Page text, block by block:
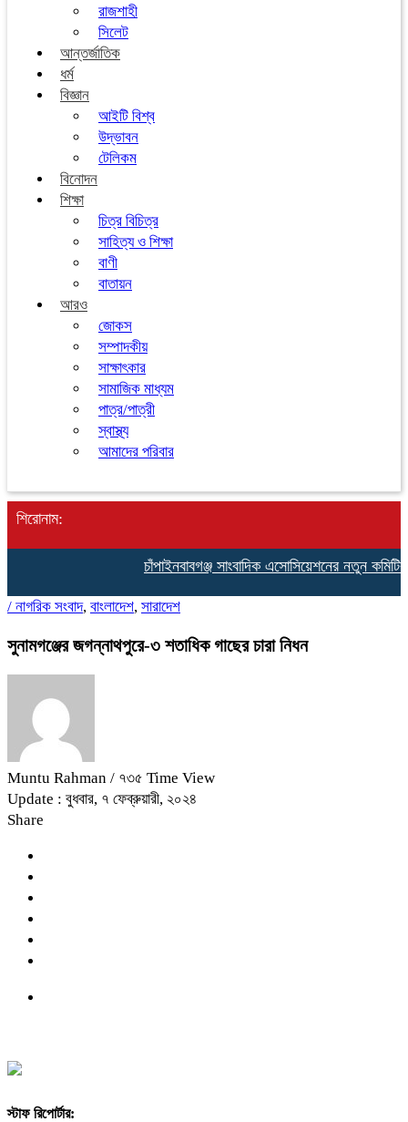
রাজশাহী
সিলেট
আন্তর্জাতিক
ধর্ম
বিজ্ঞান
আইটি বিশ্ব
উদ্ভাবন
টেলিকম
বিনোদন
শিক্ষা
চিত্র বিচিত্র
সাহিত্য ও শিক্ষা
বাণী
বাতায়ন
আরও
জোকস
সম্পাদকীয়
সাক্ষাৎকার
সামাজিক মাধ্যম
পাত্র/পাত্রী
স্বাস্থ্য
আমাদের পরিবার
শিরোনাম:
চাঁপাইনবাবগঞ্জ সাংবাদিক এসোসিয়েশনের নতুন কমিটির
/ নাগরিক সংবাদ, বাংলাদেশ, সারাদেশ
সুনামগঞ্জের জগন্নাথপুরে-৩ শতাধিক গাছের চারা নিধন
Muntu Rahman / ৭৩৫ Time View
Update : বুধবার, ৭ ফেব্রুয়ারী, ২০২৪
Share
স্টাফ রিপোর্টার: